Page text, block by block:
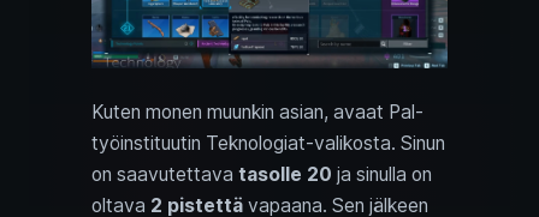
Kuten monen muunkin asian, avaat Pal-
työinstituutin Teknologiat-valikosta. Sinun
on saavutettava tasolle 20 ja sinulla on
oltava 2 pistettä vapaana. Sen jälkeen